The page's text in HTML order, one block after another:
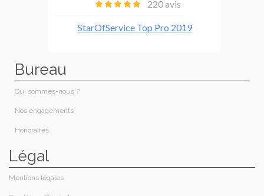
Bureau
Qui sommes-nous ?
Nos engagements
Honoraires​
Légal
Mentions légales